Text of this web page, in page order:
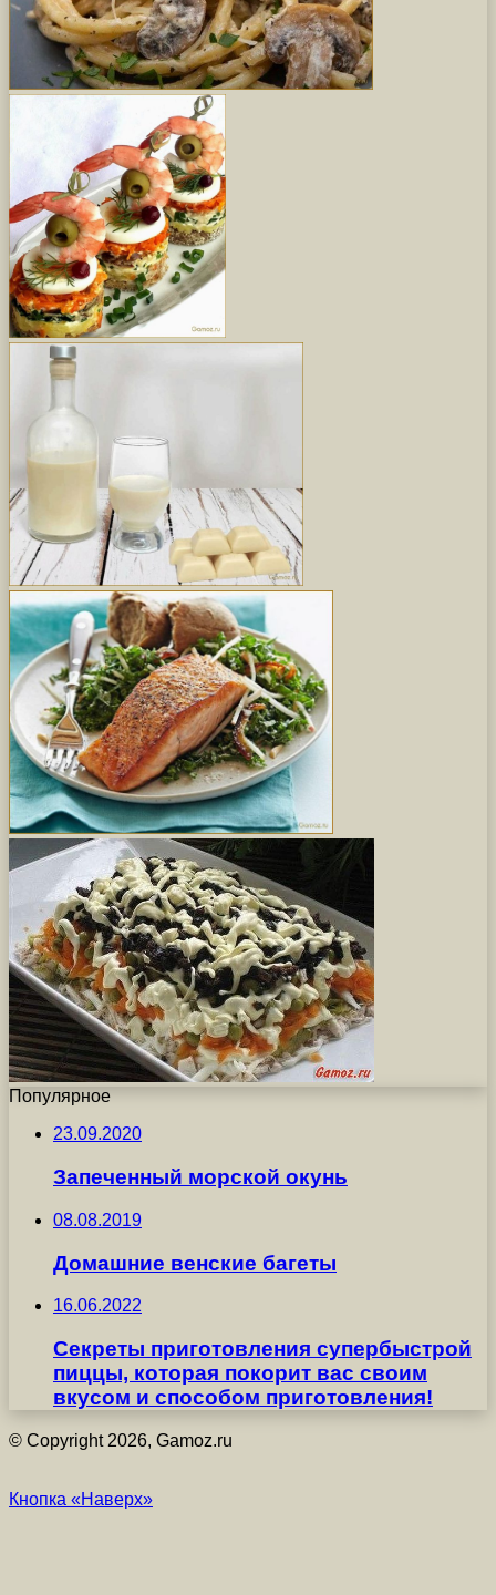
Популярное
23.09.2020
Запеченный морской окунь
08.08.2019
Домашние венские багеты
16.06.2022
Секреты приготовления супербыстрой
пиццы, которая покорит вас своим
вкусом и способом приготовления!
© Copyright 2026, Gamoz.ru
Кнопка «Наверх»